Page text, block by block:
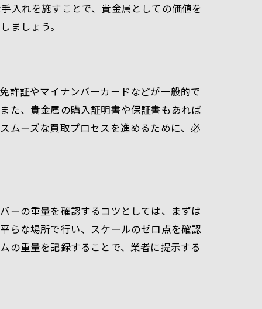
入れを施すことで、貴金属としての価値を
ましょう。
許証やマイナンバーカードなどが一般的で
た、貴金属の購入証明書や保証書もあれば
ムーズな買取プロセスを進めるために、必
ーの重量を確認するコツとしては、まずは
らな場所で行い、スケールのゼロ点を確認
の重量を記録することで、業者に提示する